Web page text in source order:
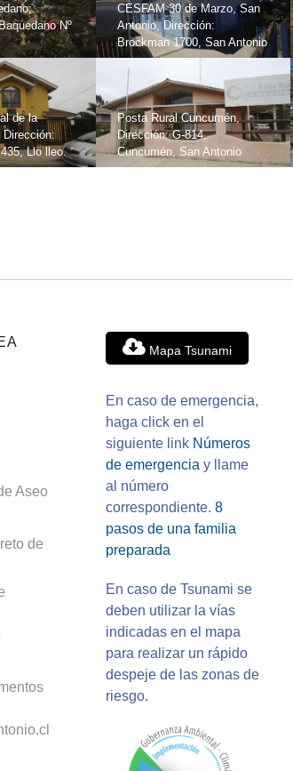
Nº
de la
Dirección:
Llo lleo.
CESFAM 30 de Marzo, San
Antonio, Dirección:
Brockman 1700, San Antonio
Posta Rural Cuncumén,
Dirección: G-814,
Cuncumén, San Antonio
Aseo
de
Mapa Tsunami
En caso de emergencia,
haga click en el
siguiente link Números
de emergencia y llame
al número
correspondiente. 8
pasos de una familia
preparada
En caso de Tsunami se
deben utilizar la vías
indicadas en el mapa
para realizar un rápido
despeje de las zonas de
riesgo.